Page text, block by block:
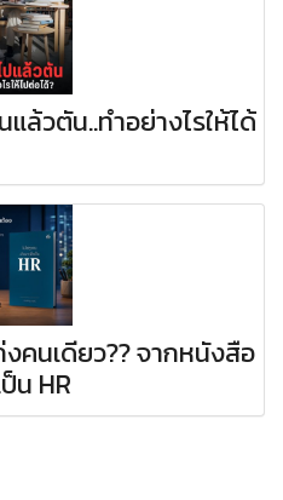
ล้วตัน..ทำอย่างไรให้ได้
งคนเดียว?? จากหนังสือ
น HR